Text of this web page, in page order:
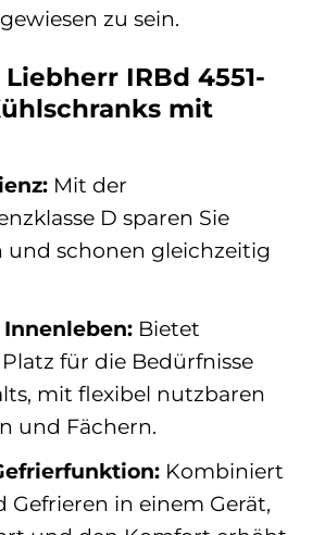
zu sein.
IRBd 4551-
mit
Mit der
D sparen Sie
und schonen gleichzeitig
Bietet
für die Bedürfnisse
mit flexibel nutzbaren
und Fächern.
Kombiniert
in einem Gerät,